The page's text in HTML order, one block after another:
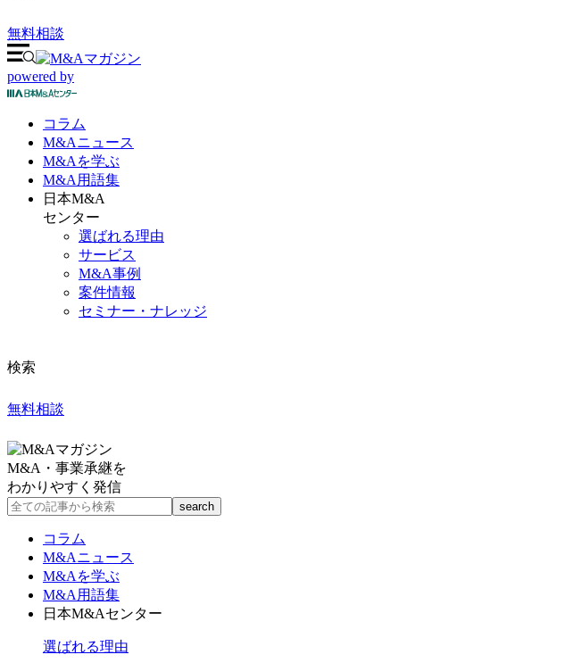
無料相談
powered by
コラム
M&Aニュース
M&Aを学ぶ
M&A 用語集
日本M&A
センター
選ばれる理由
サービス
M&A事例
案件情報
セミナー・ナレッジ
検索
無料相談
M&A・事業承継を
わかりやすく発信
コラム
M&Aニュース
M&Aを学ぶ
M&A用語集
日本M&Aセンター
選ばれる理由